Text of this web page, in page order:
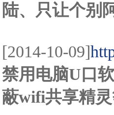
陆、只让个别
[2014-10-09]
禁用电脑U口
蔽wifi共享精